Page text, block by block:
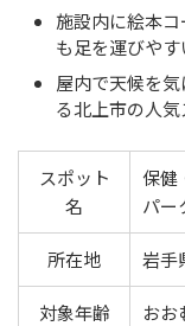
施設内に絵本
も足を運びや
屋内で天候を
る北上市の人気
スポット
名
保健
パー
所在地 岩手
対象年齢
おお